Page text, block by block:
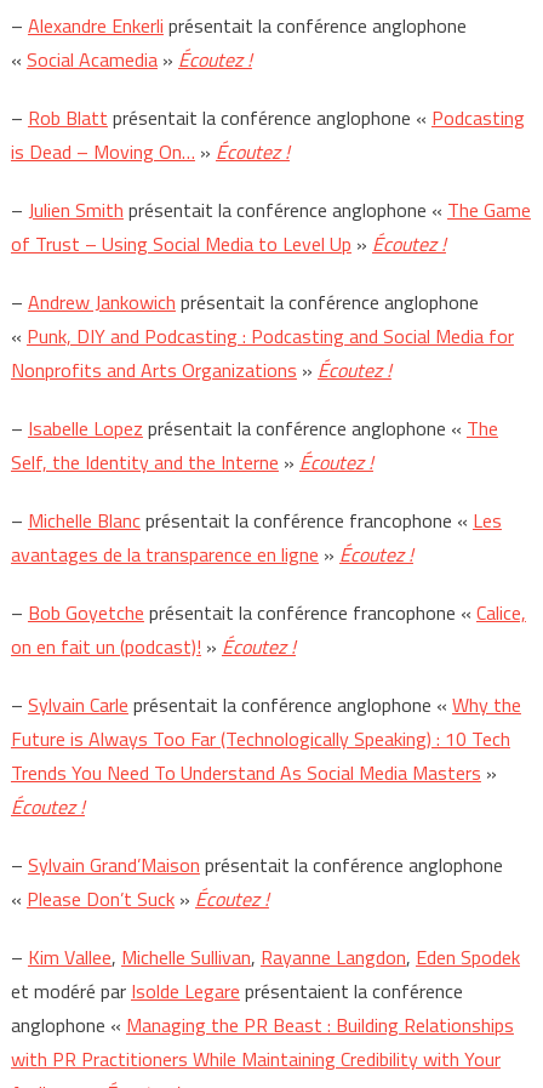
– Alexandre Enkerli présentait la conférence anglophone
« Social Acamedia» Écoutez !
– Rob Blatt présentait la conférence anglophone « Podcasting
is Dead – Moving On… » Écoutez !
– Julien Smith présentait la conférence anglophone « The Game
of Trust – Using Social Media to Level Up » Écoutez !
– Andrew Jankowich présentait la conférence anglophone
« Punk, DIY and Podcasting : Podcasting and Social Media for
Nonprofits and Arts Organizations » Écoutez !
– Isabelle Lopez présentait la conférence anglophone « The
Self, the Identity and the Interne » Écoutez !
– Michelle Blancprésentait la conférence francophone « Les
avantages de la transparence en ligne » Écoutez !
– Bob Goyetche présentait la conférence francophone « Calice,
on en fait un (podcast)! » Écoutez !
– Sylvain Carle présentait la conférence anglophone « Why the
Future is Always Too Far (Technologically Speaking) : 10 Tech
Trends You Need To Understand As Social Media Masters »
Écoutez !
– Sylvain Grand’Maison présentait la conférence anglophone
« Please Don’t Suck» Écoutez !
– Kim Vallee, Michelle Sullivan, Rayanne Langdon, Eden Spodek
et modéré par Isolde Legare présentaient la conférence
anglophone « Managing the PR Beast : Building Relationships
with PR Practitioners While Maintaining Credibility with Your